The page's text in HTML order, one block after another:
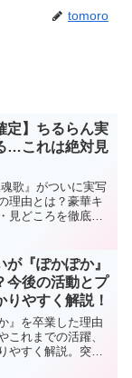
tomoro
定】ちるらん実
…これは絶対見
歌』がついに実写
理由とは？豪華キ
見どころを徹底解
が『ぽかぽか』
今後の活動とプ
りやすく解説！
』を卒業した理由
これまでの活躍、
やすく解説。突然